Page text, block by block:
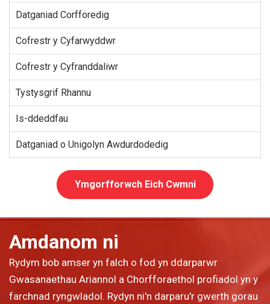
Datganiad Corfforedig
Cofrestr y Cyfarwyddwr
Cofrestr y Cyfranddaliwr
Tystysgrif Rhannu
Is-ddeddfau
Datganiad o Unigolyn Awdurdodedig
Ymgorfforwch Eich Cwmni
Amdanom ni
Rydym bob amser yn falch o fod yn ddarparwr
Gwasanaethau Ariannol a Chorfforaethol profiadol yn y
farchnad ryngwladol. Rydyn ni'n darparu'r gwerth gorau